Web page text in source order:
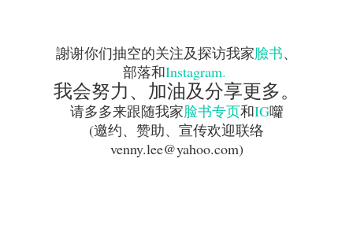
謝谢你们抽空的关注及探访我家臉书、
部落和Instagram.
我会努力、加油及分享更多。
请多多来跟随我家脸书专页和IG囖
(邀约、赞助、宣传欢迎联络
venny.lee@yahoo.com)